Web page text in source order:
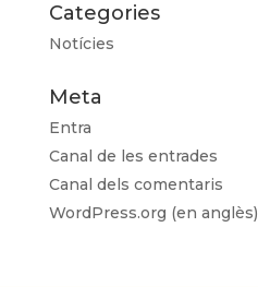
Categories
Notícies
Meta
Entra
Canal de les entrades
Canal dels comentaris
WordPress.org (en anglès)